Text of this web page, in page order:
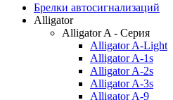
Брелки автосигнализаций
Alligator
Alligator A - Серия
Alligator A-Light
Alligator A-1s
Alligator A-2s
Alligator A-3s
Alligator A-9